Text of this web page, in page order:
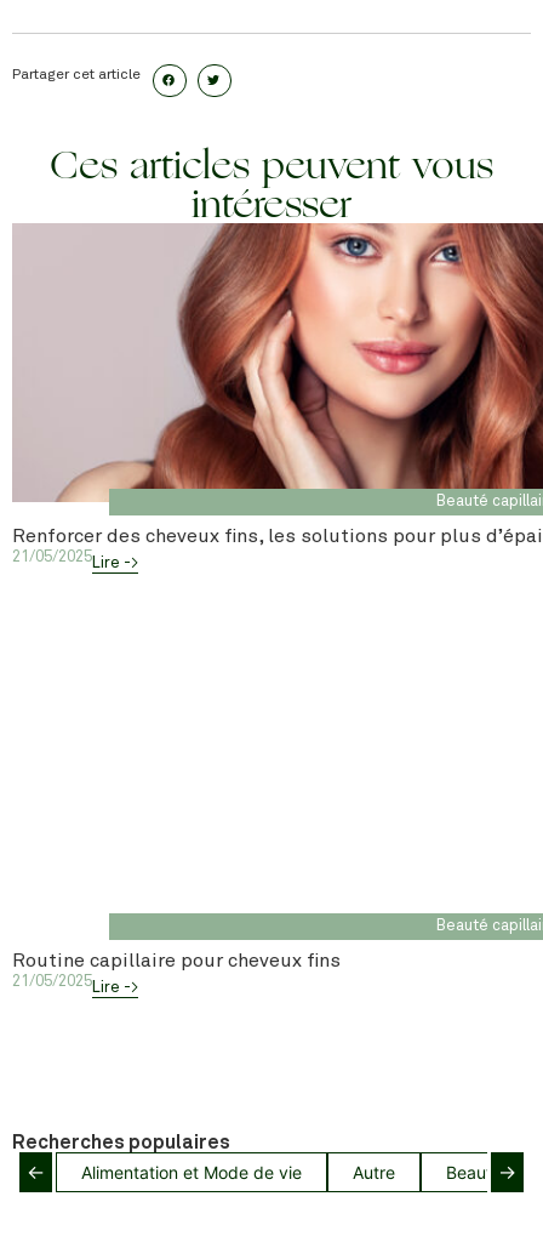
Partager cet article
Ces articles peuvent vous
intéresser
Beauté
Renforcer des cheveux fins, les solutions pour plus
21/05/2025Lire ->
Beauté
Routine capillaire pour cheveux fins
21/05/2025Lire ->
Recherches populaires
← Alimentation et Mode de vie Autre Beauté→